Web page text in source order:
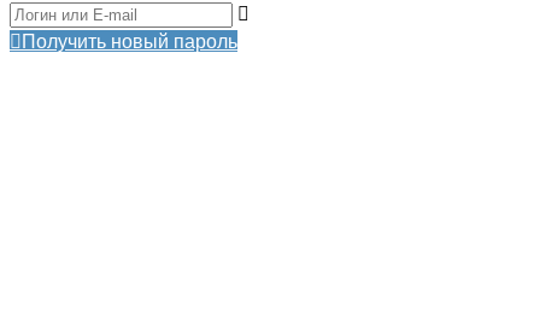
Получить новый пароль